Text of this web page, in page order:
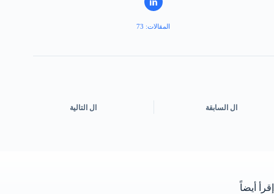
المقالات: 73
ال السابقة ال التالية
إقرأ أيضاً